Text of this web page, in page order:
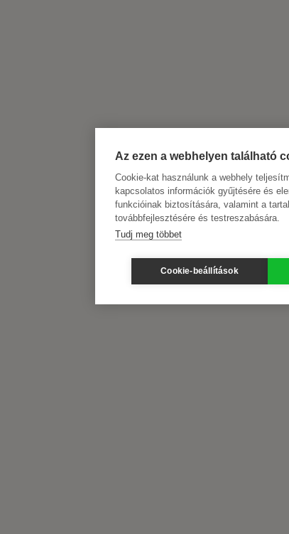
Az ezen a webhelyen található
Cookie-kat használunk a webhely
kapcsolatos információk gyűjtésére és
funkcióinak biztosítására, valamint a
továbbfejlesztésére és testreszabására.
Tudj meg többet
Cookie-beállítások